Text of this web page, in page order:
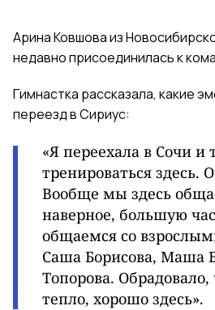
Арина Ковшова из
недавноприсоединиласьк
Гимнастка рассказала, какие
переезд в Сириус:
«Я переехала в Сочи и
тренироваться здесь.
Вообще мы здесь
наверное, большую
общаемся со
Саша Борисова, Маша
Топорова. Обрадовало,
тепло, хорошо здесь».